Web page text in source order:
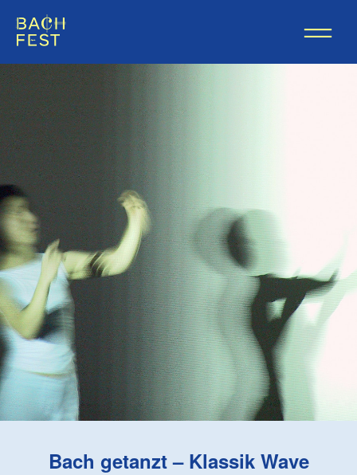
Bach getanzt – Klassik Wave